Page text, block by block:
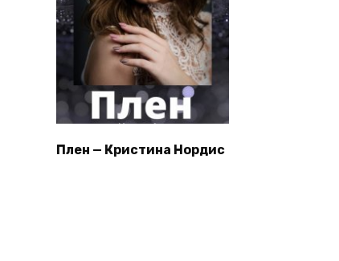
Плен — Кристина Нордис